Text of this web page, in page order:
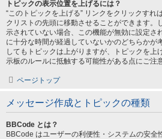
トピックの表示位置を上げるには？
“このトピックを上げる” リンクをクリックすれ
クリストの先頭に移動させることができます。
示されていない場合、この機能が無効に設定さ
に十分な時間が経過していないかのどちらかが
してもトピックは上がりますが、トピックを上
示板のルールに抵触する可能性がある点にご注
ページトップ
メッセージ作成とトピックの種類
BBCode とは？
BBCode はユーザーの利便性・システムの安全